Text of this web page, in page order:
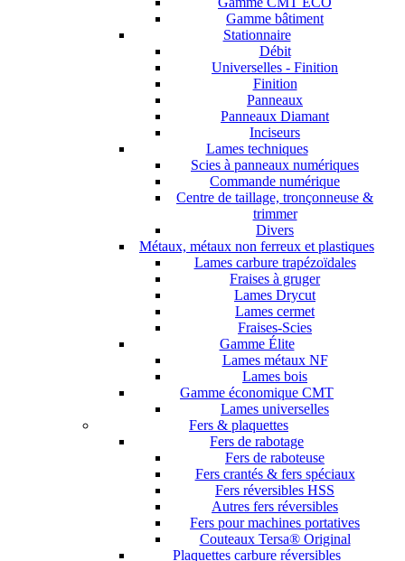
Gamme bâtiment
Stationnaire
Débit
Universelles - Finition
Finition
Panneaux
Panneaux Diamant
Inciseurs
Lames techniques
Scies à panneaux numériques
Commande numérique
Centre de taillage, tronçonneuse &
trimmer
Divers
Métaux, métaux non ferreux et plastiques
Lames carbure trapézoïdales
Fraises à gruger
Lames Drycut
Lames cermet
Fraises-Scies
Gamme Élite
Lames métaux NF
Lames bois
Gamme économique CMT
Lames universelles
Fers & plaquettes
Fers de rabotage
Fers de raboteuse
Fers crantés & fers spéciaux
Fers réversibles HSS
Autres fers réversibles
Fers pour machines portatives
Couteaux Tersa® Original
Plaquettes carbure réversibles